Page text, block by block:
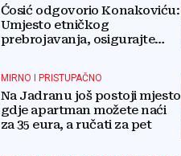
Ćosić odgovorio Konakoviću:
Umjesto etničkog
prebrojavanja, osigurajte
MIRNO I PRISTUPAČNO
Na Jadranu još postoji mjesto
gdje apartman možete naći
za 35 eura, a ručati za pet